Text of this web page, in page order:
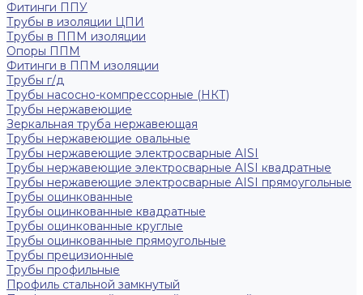
Фитинги ППУ
Трубы в изоляции ЦПИ
Трубы в ППМ изоляции
Опоры ППМ
Фитинги в ППМ изоляции
Трубы г/д
Трубы насосно-компрессорные (НКТ)
Трубы нержавеющие
Зеркальная труба нержавеющая
Трубы нержавеющие овальные
Трубы нержавеющие электросварные AISI
Трубы нержавеющие электросварные AISI квадратные
Трубы нержавеющие электросварные AISI прямоугольные
Трубы оцинкованные
Трубы оцинкованные квадратные
Трубы оцинкованные круглые
Трубы оцинкованные прямоугольные
Трубы прецизионные
Трубы профильные
Профиль стальной замкнутый